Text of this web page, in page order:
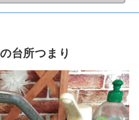
台所つまり